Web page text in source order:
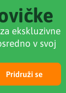
ekskluzivne
v svoj
Pridruži se